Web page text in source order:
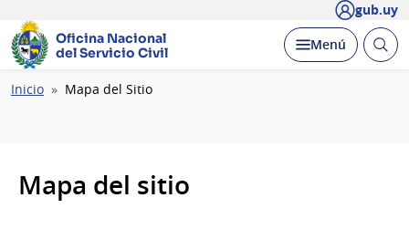
gub.uy
Oficina Nacional
del Servicio Civil
Desplegar
Menú Abrir
Ruta
Inicio Mapa del Sitio
Mapa del sitio